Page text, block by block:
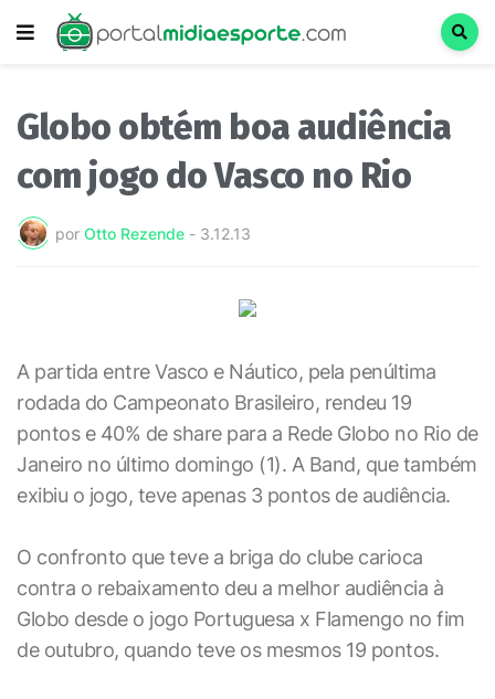
Globo obtém boa audiência
com jogo do Vasco no Rio
por Otto Rezende - 3.12.13
A partida entre Vasco e Náutico, pela penúltima
rodada do Campeonato Brasileiro, rendeu 19
pontos e 40% de share para a Rede Globo no Rio de
Janeiro no último domingo (1). A Band, que também
exibiu o jogo, teve apenas 3 pontos de audiência.
O confronto que teve a briga do clube carioca
contra o rebaixamento deu a melhor audiência à
Globo desde o jogo Portuguesa x Flamengo no fim
de outubro, quando teve os mesmos 19 pontos.